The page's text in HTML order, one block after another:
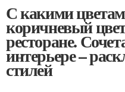
С какими
коричневый
ресторане.
интерьере –
стилей